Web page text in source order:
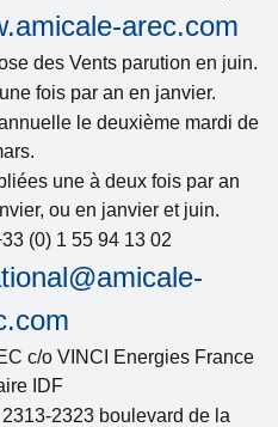
arec.com
des Vents parution en juin.
fois par an en janvier.
le deuxième mardi de
une à deux fois par an
ou en janvier et juin.
(0) 1 55 94 13 02
c/o VINCI Energies France
IDF
2323 boulevard de la